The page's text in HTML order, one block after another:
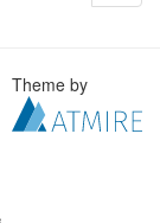
Theme by